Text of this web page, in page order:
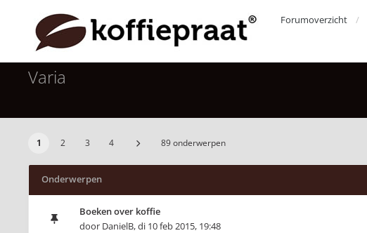
Forumoverzicht
Varia
1 2 3 4 89 onderwerpen
Onderwerpen
Boeken over koffie
door DanielB,di 10 feb 2015, 19:48